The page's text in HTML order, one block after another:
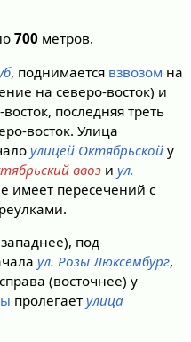
700метров.
, поднимается взвозом на
на северо-восток) и
последняя треть
восток. Улица
улицей Октябрьскойу
ввози ул.
имеет пересечений с
под
ул. Розы Люксембург,
(восточнее) у
пролегает улица